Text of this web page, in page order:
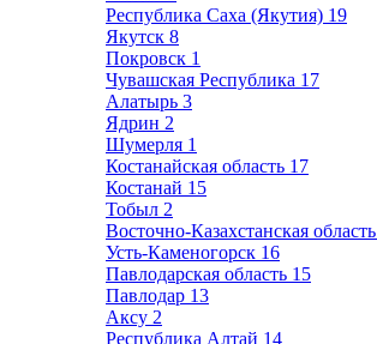
Республика Саха (Якутия) 19
Якутск 8
Покровск 1
Чувашская Республика 17
Алатырь 3
Ядрин 2
Шумерля 1
Костанайская область 17
Костанай 15
Тобыл 2
Восточно-Казахстанская область
Усть-Каменогорск 16
Павлодарская область 15
Павлодар 13
Аксу 2
Республика Алтай 14